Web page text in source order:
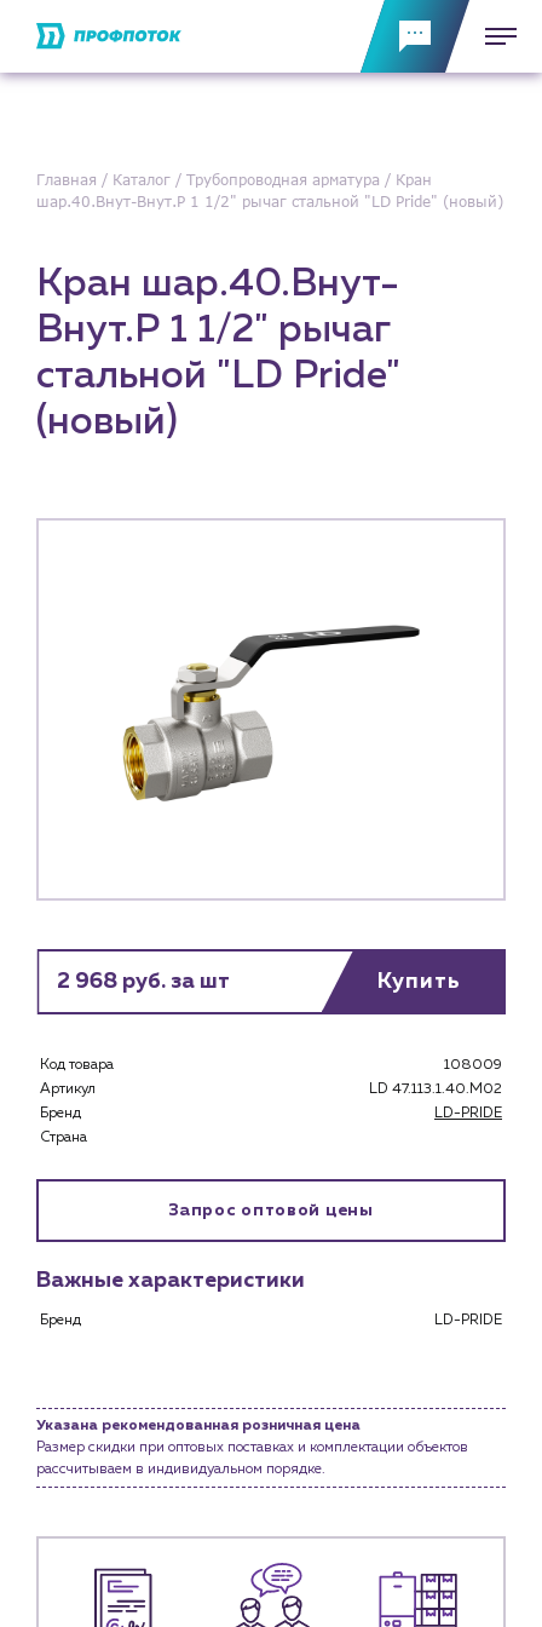
Каталог
О компании
История компании
Услуги
Портфолио
Новости
Контакты
Главная Каталог Трубопроводная арматура
Кран
шар.40.Внут-Внут.Р 1 1/2" рычаг стальной "LD Pride" (новый)
Кран шар.40.Внут-
Внут.Р 1 1/2" рычаг
стальной "LD Pride"
(новый)
2 968 руб. за шт Купить
Код товара
108009
Артикул
LD 47.113.1.40.M02
Бренд
LD-PRIDE
Страна
Запрос оптовой цены
Важные характеристики
Бренд LD-PRIDE
Указана рекомендованная розничная цена
Размер скидки при оптовых поставках и комплектации объектов
рассчитываем в индивидуальном порядке.